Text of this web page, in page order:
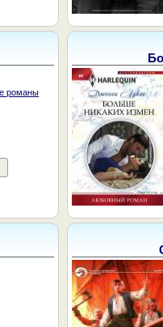
романы